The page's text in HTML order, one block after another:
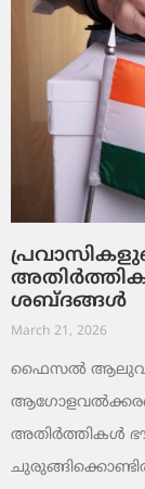
ശബ്ദങ്ങൾ
March 21, 2026
ഫൈസൽ ആലുവ
അതിർത്തികൾ